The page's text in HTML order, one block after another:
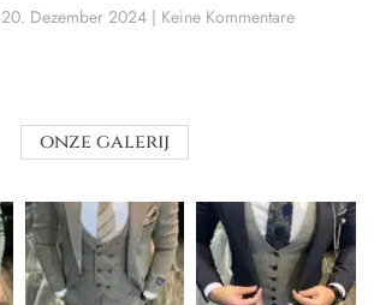
20. Dezember 2024 Keine Kommentare
onze galerij